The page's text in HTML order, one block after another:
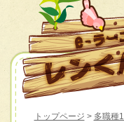
トップページ > 多職種